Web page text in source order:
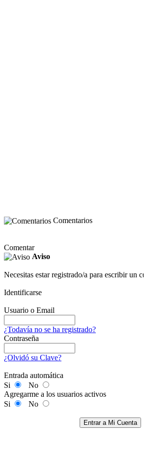
Comentarios
Comentar
Aviso
Necesitas estar registrado/a para escribir un
Identificarse
Usuario o Email
¿Todavía no se ha registrado?
Contraseña
¿Olvidó su Clave?
Entrada automática
Si
No
Agregarme a los usuarios activos
Si
No
Entrar a Mi Cuenta